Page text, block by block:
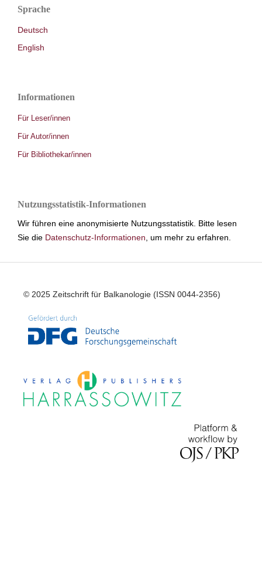
Sprache
Deutsch
English
Informationen
Für Leser/innen
Für Autor/innen
Für Bibliothekar/innen
Nutzungsstatistik-Informationen
Wir führen eine anonymisierte Nutzungsstatistik. Bitte lesen
Sie die Datenschutz-Informationen , um mehr zu erfahren.
© 2025 Zeitschrift für Balkanologie (ISSN 0044-2356)